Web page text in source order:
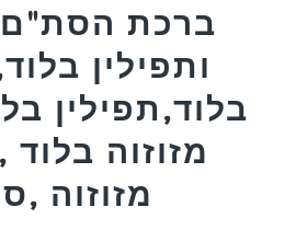
ברכת הסת"ם
ותפילין
בלוד,תפילין
מזוזוה
מזוזוה